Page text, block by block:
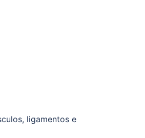
ligamentos e